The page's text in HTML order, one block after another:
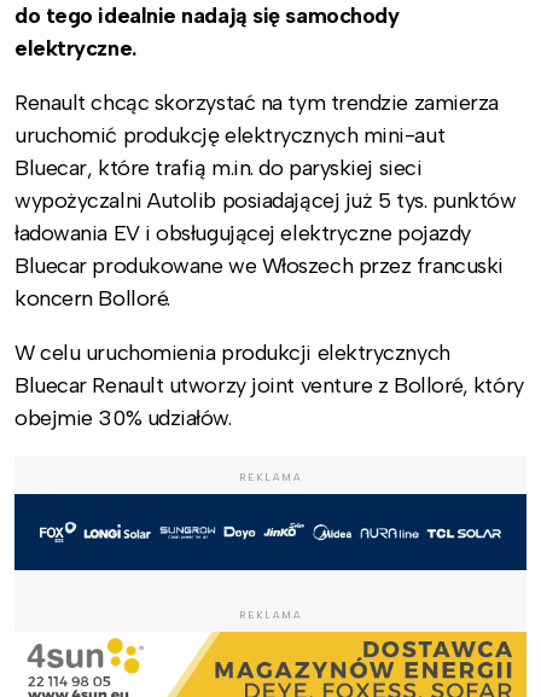
do tego idealnie nadają się samochody
elektryczne.
Renault chcąc skorzystać na tym trendzie zamierza
uruchomić produkcję elektrycznych mini-aut
Bluecar, które trafią m.in. do paryskiej sieci
wypożyczalni Autolib posiadającej już 5 tys. punktów
ładowania EV i obsługującej elektryczne pojazdy
Bluecar produkowane we Włoszech przez francuski
koncern Bolloré.
W celu uruchomienia produkcji elektrycznych
Bluecar Renault utworzy joint venture z Bolloré, który
obejmie 30% udziałów.
REKLAMA
REKLAMA